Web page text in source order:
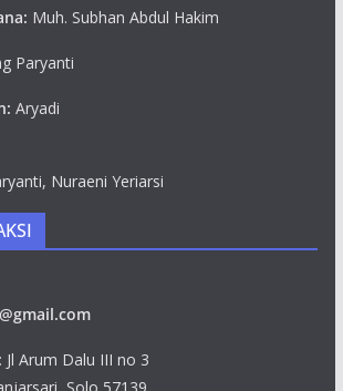
Muh. Subhan Abdul Hakim
Paryanti
Aryadi
Nuraeni Yeriarsi
Jl Arum Dalu III no 3